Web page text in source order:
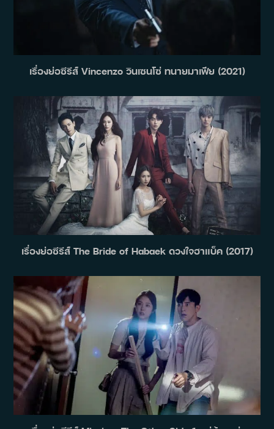
เรื่องย่อซีรีส์ Vincenzo วินเซนโซ่ ทนายมาเฟีย (2021)
เรื่องย่อซีรีส์ The Bride of Habaek ดวงใจฮาแบ็ค (2017)